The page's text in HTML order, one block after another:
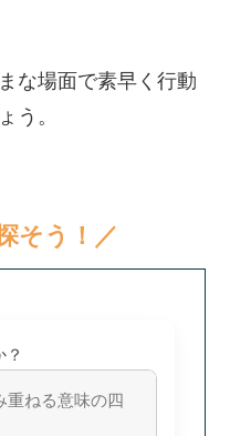
な場面で素早く行動
う。
そう！／